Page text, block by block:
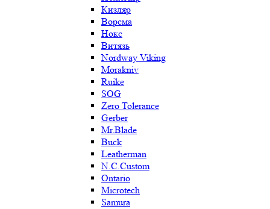
Кизляр
Ворсма
Нокс
Витязь
Nordway Viking
Morakniv
Ruike
SOG
Zero Tolerance
Gerber
Mr.Blade
Buck
Leatherman
N.C.Custom
Ontario
Microtech
Samura